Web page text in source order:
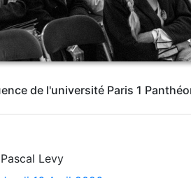
de l'université Paris 1
Pascal Levy